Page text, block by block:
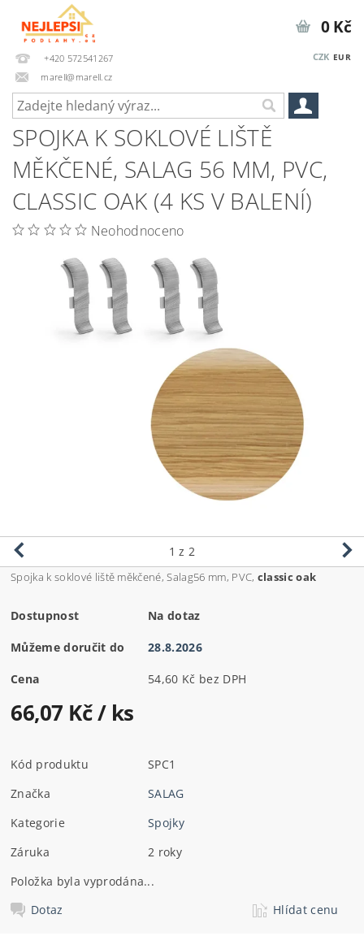
+420 572541267
marell@marell.cz
CZK EUR
0 Kč
SPOJKA K SOKLOVÉ LIŠTĚ
MĚKČENÉ, SALAG 56 MM, PVC,
CLASSIC OAK (4 KS V BALENÍ)
Neohodnoceno
1 z 2
Spojka k soklové liště měkčené, Salag56 mm, PVC, classic oak
Dostupnost Na dotaz
Můžeme doručit do 28.8.2026
Cena 54,60 Kč bez DPH
66,07 Kč/ ks
Kód produktu
SPC1
Značka
SALAG
Kategorie
Spojky
Záruka
2 roky
Položka byla vyprodána...
Dotaz
Hlídat cenu